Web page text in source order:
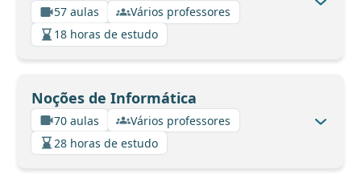
57 aulas
Vários professores
18 horas de estudo
Noções de Informática
70 aulas
Vários professores
28 horas de estudo